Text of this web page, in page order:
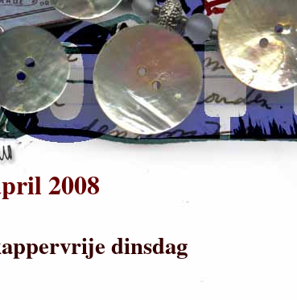
2008
dinsdag